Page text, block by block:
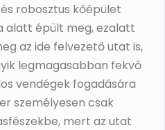
robosztus kőépület
alatt épült meg, ezalatt
az ide felvezető utat is,
legmagasabban fekvő
vendégek fogadására
személyesen csak
mert az utat